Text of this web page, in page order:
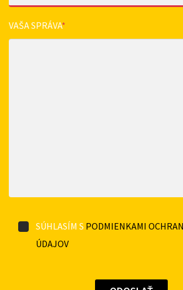
VAŠA SPRÁVA*
SÚHLASÍM S PODMIENKAMI
ÚDAJOV